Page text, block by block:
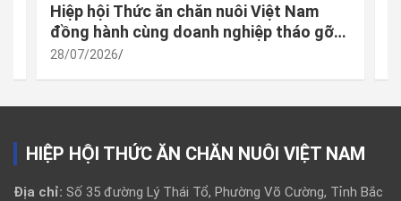
Hiệp hội Thức ăn chăn nuôi Việt Nam
đồng hành cùng doanh nghiệp tháo gỡ
vướng mắc trong thực thi quy định mới
28/07/2026
HIỆP HỘI THỨC ĂN CHĂN NUÔI VIỆT NAM
Địa chỉ: Số 35 đường Lý Thái Tổ, Phường Võ Cường, Tỉnh Bắc